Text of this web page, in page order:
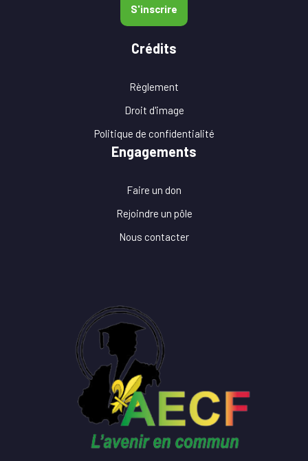
S'inscrire
Crédits
Règlement
Droit d'image
Politique de confidentialité
Engagements
Faire un don
Rejoindre un pôle
Nous contacter